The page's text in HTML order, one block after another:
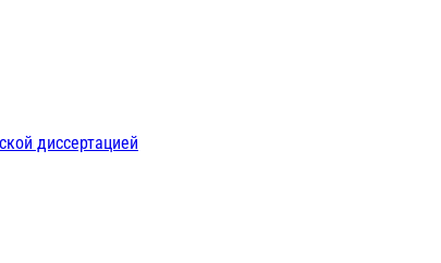
диссертацией